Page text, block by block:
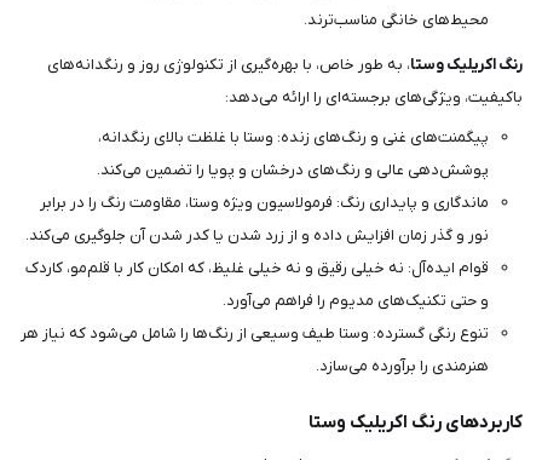
محیط‌های خانگی مناسب‌ترند.
رنگ اکریلیک وستا، به طور خاص، با بهره‌گیری از تکنولوژی روز و رنگدانه‌های
باکیفیت، ویژگی‌های برجسته‌ای را ارائه می‌دهد:
پیگمنت‌های غنی و رنگ‌های زنده: وستا با غلظت بالای رنگدانه،
پوشش‌دهی عالی و رنگ‌های درخشان و پویا را تضمین می‌کند.
ماندگاری و پایداری رنگ: فرمولاسیون ویژه وستا، مقاومت رنگ را در برابر
نور و گذر زمان افزایش داده و از زرد شدن یا کدر شدن آن جلوگیری می‌کند.
قوام ایده‌آل: نه خیلی رقیق و نه خیلی غلیظ، که امکان کار با قلم‌مو، کاردک
و حتی تکنیک‌های مدیوم را فراهم می‌آورد.
تنوع رنگی گسترده: وستا طیف وسیعی از رنگ‌ها را شامل می‌شود که نیاز هر
هنرمندی را برآورده می‌سازد.
کاربردهای رنگ اکریلیک وستا